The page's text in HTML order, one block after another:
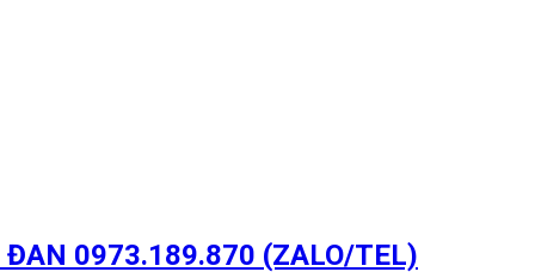
ĐAN 0973.189.870 (ZALO/TEL)